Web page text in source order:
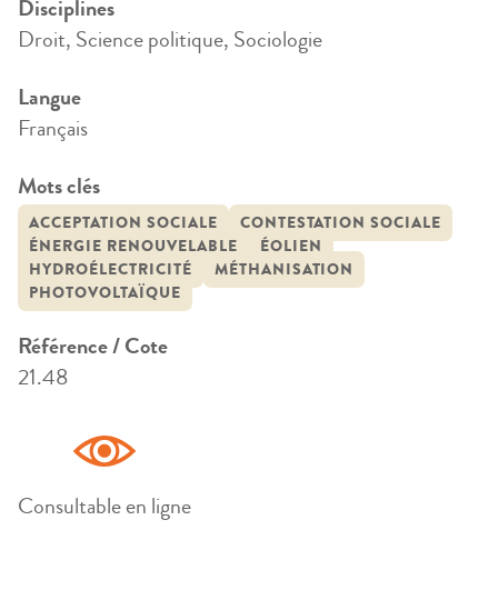
Disciplines
Droit, Science politique, Sociologie
Langue
Français
Mots clés
ACCEPTATION SOCIALE
CONTESTATION SOCIALE
ÉNERGIE RENOUVELABLE
ÉOLIEN
HYDROÉLECTRICITÉ
MÉTHANISATION
PHOTOVOLTAÏQUE
Référence / Cote
21.48
Consultable en ligne